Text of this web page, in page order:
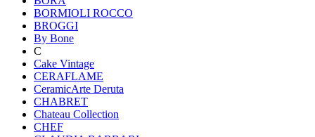
BORMIOLI ROCCO
BROGGI
By Bone
C
Cake Vintage
CERAFLAME
CeramicArte Deruta
CHABRET
Chateau Collection
CHEF